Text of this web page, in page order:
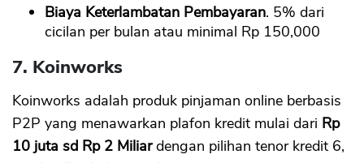
Biaya Keterlambatan Pembayaran. 5% dari
cicilan per bulan atau minimal Rp 150,000
7. Koinworks
Koinworks adalah produk pinjaman online berbasis
P2P yang menawarkan plafon kredit mulai dari Rp
10 juta sd Rp 2 Miliardengan pilihan tenor kredit 6,